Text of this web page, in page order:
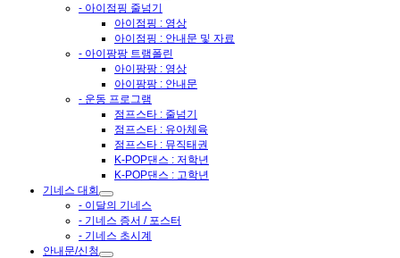
- 아이점핑 줄넘기
아이점핑 : 영상
아이점핑 : 안내문 및 자료
- 아이팡팡 트램폴린
아이팡팡 : 영상
아이팡팡 : 안내문
- 운동 프로그램
점프스타 : 줄넘기
점프스타 : 유아체육
점프스타 : 뮤직태권
K-POP댄스 : 저학년
K-POP댄스 : 고학년
기네스 대회
- 이달의 기네스
- 기네스 증서 / 포스터
- 기네스 초시계
안내문/신청